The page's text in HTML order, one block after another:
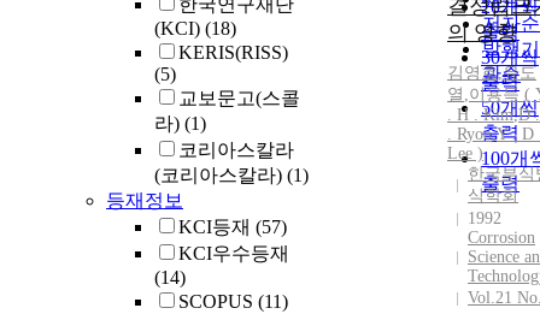
한국연구재단
(KCI) (18)
KERIS(RISS)
(5)
교보문고(스콜
라) (1)
코리아스칼라
(코리아스칼라) (1)
등재정보
KCI등재 (57)
KCI우수등재
(14)
SCOPUS (11)
저자순
발행기
관순
20개씩
출력
30개씩
출력
50개씩
출력
100개
출력
결정립크
의 영향
김영호,유도
열 ,이용득 (
. H .Kim,D
. Ryoo,Y. D
Lee )
한국부식
식학회
1992
Corrosion
Science
Vol.21